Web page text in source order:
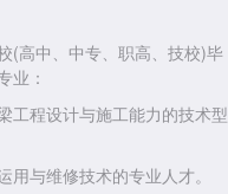
高中、中专、职高、技校)毕
业：
程设计与施工能力的技术型
与维修技术的专业人才。